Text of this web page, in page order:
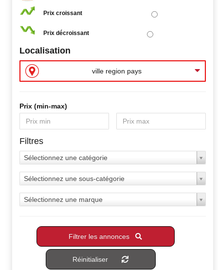
Prix croissant
Prix décroissant
Localisation
ville region pays
Prix ​​(min-max)
Filtres
Sélectionnez une catégorie
Sélectionnez une sous-catégorie
Sélectionnez une marque
Filtrer les annonces
Réinitialiser